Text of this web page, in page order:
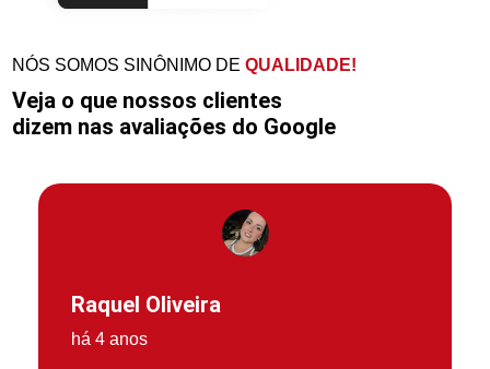
NÓS SOMOS SINÔNIMO DEQUALIDADE!
Veja o que nossos clientes
dizem nas avaliações do Google
Raquel Oliveira
há 4 anos